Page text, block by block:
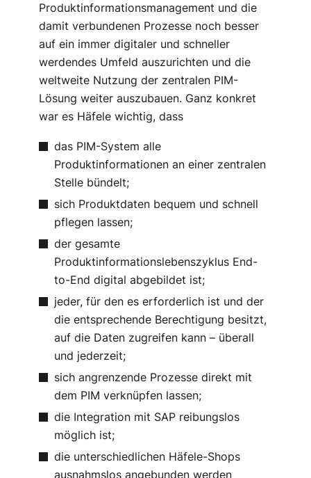
Produktinformationsmanagement und die
damit verbundenen Prozesse noch besser
auf ein immer digitaler und schneller
werdendes Umfeld auszurichten und die
weltweite Nutzung der zentralen PIM-
Lösung weiter auszubauen. Ganz konkret
war es Häfele wichtig, dass
das PIM-System alle
Produktinformationen an einer zentralen
Stelle bündelt;
sich Produktdaten bequem und schnell
pflegen lassen;
der gesamte
Produktinformationslebenszyklus End-
to-End digital abgebildet ist;
jeder, für den es erforderlich ist und der
die entsprechende Berechtigung besitzt,
auf die Daten zugreifen kann – überall
und jederzeit;
sich angrenzende Prozesse direkt mit
dem PIM verknüpfen lassen;
die Integration mit SAP reibungslos
möglich ist;
die unterschiedlichen Häfele-Shops
ausnahmslos angebunden werden